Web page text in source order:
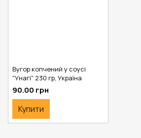
Вугор копчений у соусі
"Унагі" 230 гр, Україна
90.00 грн
Купити